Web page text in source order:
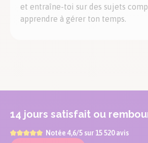
et entraîne-toi sur des sujets
apprendre à gérer ton temps.
14 jours satisfait ou
Notée 4,6/5 sur 15 520 avis